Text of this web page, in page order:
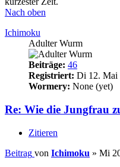
Nach oben
Ichimoku
Adulter Wurm
Beiträge: 46
Registriert: Di 12. Mai
Wormery: None (yet)
Re: Wie die Jungfrau
Zitieren
Beitrag von Ichimoku » Mi